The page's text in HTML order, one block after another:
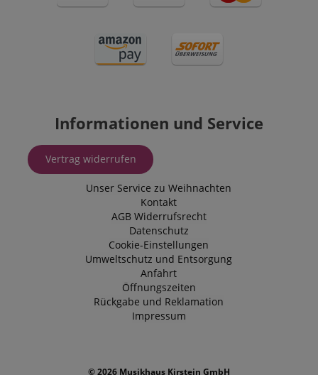
Informationen und Service
Vertrag widerrufen
Unser Service zu Weihnachten
Kontakt
AGB Widerrufsrecht
Datenschutz
Cookie-Einstellungen
Umweltschutz und Entsorgung
Anfahrt
Öffnungszeiten
Rückgabe und Reklamation
Impressum
© 2026 Musikhaus Kirstein GmbH